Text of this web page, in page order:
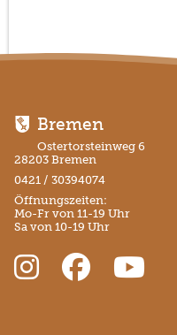
Bremen
Ostertorsteinweg 6
28203 Bremen
0421 / 30394074
Öffnungszeiten:
Mo-Fr von 11-19 Uhr
Sa von 10-19 Uhr